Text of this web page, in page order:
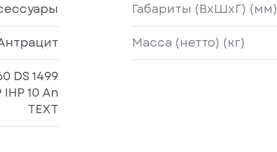
DS 1499
IHP 10 An
TEXT
Габариты (ВxШxГ) (мм)
Масса (нетто) (кг)